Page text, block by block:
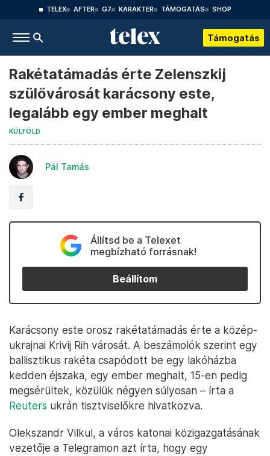
TELEX AFTER G7 KARAKTER TÁMOGATÁS SHOP
Támogatás
Rakétatámadás érte Zelenszkij
szülővárosát karácsony este,
legalább egy ember meghalt
KÜLFÖLD
Pál Tamás
Állítsd be a Telexet
megbízható forrásnak!
Beállítom
Karácsony este orosz rakétatámadás érte a közép-
ukrajnai Krivij Rih városát. A beszámolók szerint egy
ballisztikus rakéta csapódott be egy lakóházba
kedden éjszaka, egy ember meghalt, 15-en pedig
megsérültek, közülük négyen súlyosan – írta a
Reuters ukrán tisztviselőkre hivatkozva.
Olekszandr Vilkul, a város katonai közigazgatásának
vezetője a Telegramon azt írta, hogy egy